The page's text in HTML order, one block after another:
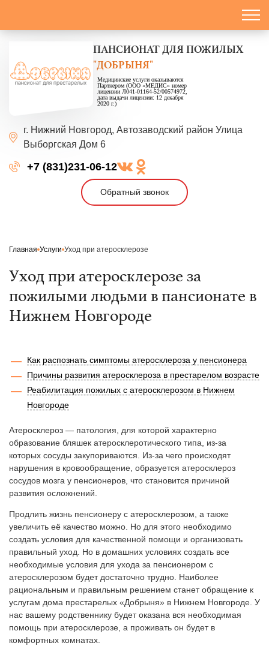
ПАНСИОНАТ ДЛЯ ПОЖИЛЫХ
"ДОБРЫНЯ"
Медицинские услуги оказываются
Партнером (ООО «МЕДИС» номер
лицензии Л041-01164-52/00574972,
дата выдачи лицензии: 12 декабря
2020 г.)
г. Нижний Новгород, Автозаводский район Улица
Выборгская Дом 6
+7 (831)231-06-12
Обратный звонок
Главная Услуги Уход при атеросклерозе
Уход при атеросклерозе за
пожилыми людьми в пансионате в
Нижнем Новгороде
Как распознать симптомы атеросклероза у пенсионера
Причины развития атеросклероза в престарелом возрасте
Реабилитация пожилых с атеросклерозом в Нижнем
Новгороде
Атеросклероз — патология, для которой характерно
образование бляшек атеросклеротического типа, из-за
которых сосуды закупориваются. Из-за чего происходят
нарушения в кровообращение, образуется атеросклероз
сосудов мозга у пенсионеров, что становится причиной
развития осложнений.
Продлить жизнь пенсионеру с атеросклерозом, а также
увеличить её качество можно. Но для этого необходимо
создать условия для качественной помощи и организовать
правильный уход. Но в домашних условиях создать все
необходимые условия для ухода за пенсионером с
атеросклерозом будет достаточно трудно. Наиболее
рациональным и правильным решением станет обращение к
услугам дома престарелых «Добрыня» в Нижнем Новгороде. У
нас вашему родственнику будет оказана вся необходимая
помощь при атеросклерозе, а проживать он будет в
комфортных комнатах.